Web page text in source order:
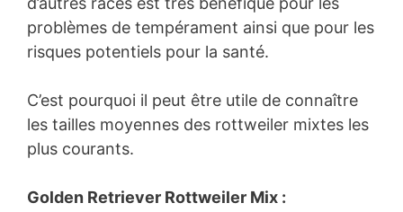
problèmes de tempérament ainsi que pour les
risques potentiels pour la santé.
C’est pourquoi il peut être utile de connaître
les tailles moyennes des rottweiler mixtes les
plus courants.
Golden Retriever Rottweiler Mix :